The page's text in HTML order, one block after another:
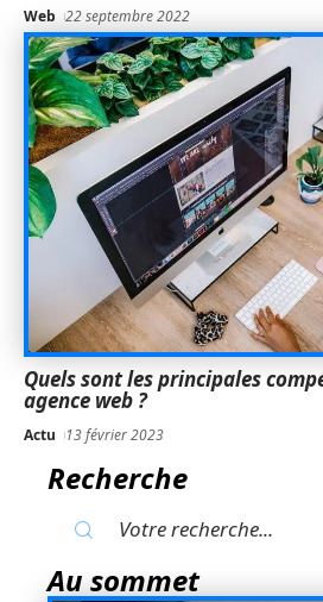
Web 22 septembre 2022
Quels sont les principales
agence web ?
Actu 13 février 2023
Recherche
Au sommet